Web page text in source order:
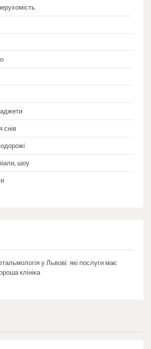
снів
шоу
у Львові: які послуги має
клініка